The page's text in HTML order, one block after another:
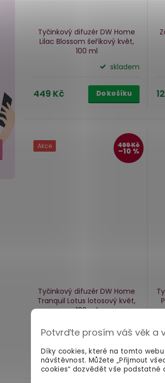
Potvrďte prosím váš věk a
Díky cookies, které na tomto
návštěvnost. Můžete „Přijmout
cookies“ dozvědět vše podstatné
Tyčinkový difuzér DW Home
Lilac Blossom šeříkový květ,
100 ml
skladem
449 Kč Do košíku
Akce 499 Kč
–10 %
Tyčinkový difuzér DW Home
Tranquil Lotuslotosový květ,
100 ml
449 Kč Do košíku